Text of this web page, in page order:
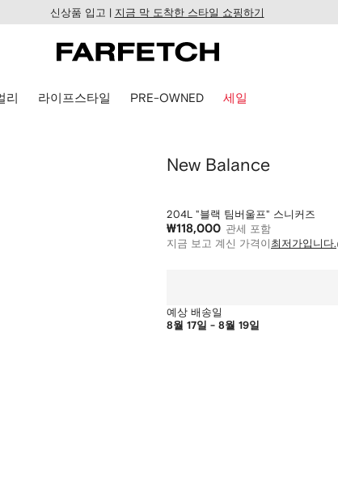
신상품 입고 | 지금 막 도착한 스타일 쇼핑하기
리 라이프스타일 PRE-OWNED 세일
New Balance
204L "블랙 팀버울프" 스니커즈
₩118,000 관세 포함
지금 보고 계신 가격이 최저가입니다.
예상 배송일
8월 17일 - 8월 19일